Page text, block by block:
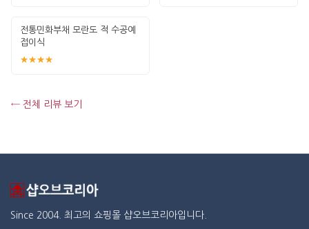
전통민화부채 모란도 적 수공예
접이식
★★★★
← 전체 리뷰 보기
Since 2004. 최고의 쇼핑몰 샵오브코리아입니다.